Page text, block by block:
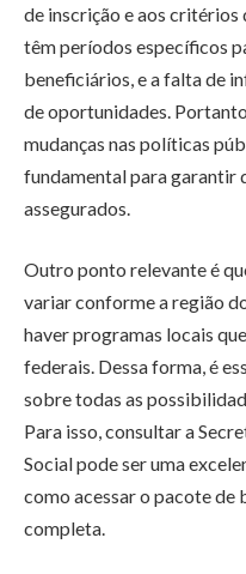
de inscrição e aos
têm períodos específicos
beneficiários, e a falta de
de oportunidades.
mudanças nas políticas
fundamental para garantir
assegurados.
Outro ponto relevante é
variar conforme a região
haver programas locais
federais. Dessa forma, é
sobre todas as
Para isso, consultar a
Social pode ser uma
como acessar o pacote
completa.